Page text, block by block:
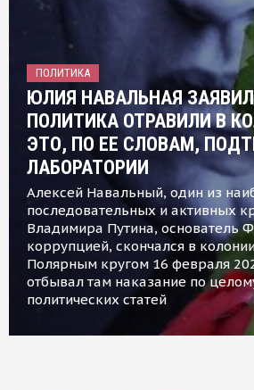
ПОЛИТИКА
ЮЛИЯ НАВАЛЬНАЯ
ПОЛИТИКА ОТРАВИЛИ В
ЭТО, ПО ЕЕ СЛОВАМ,
ЛАБОРАТОРИИ
Алексей Навальный, один из
последовательных и активных
Владимира Путина, основатель
коррупцией, скончался в
Полярным кругом 16 февраля
отбывал там наказание по
политических статей